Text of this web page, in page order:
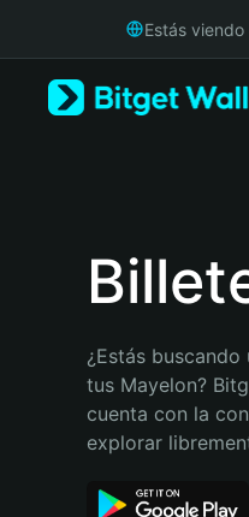
Русский
Bahasa Indonesia
Português (Brasil)
Estás
¿Estás
tus Mayelon?
cuenta con la
explorar